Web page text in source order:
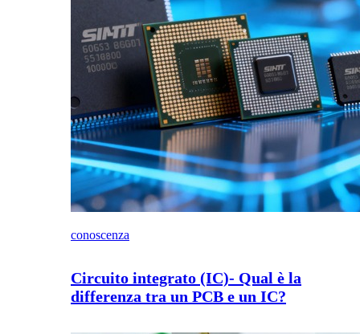
conoscenza
Circuito integrato (IC)- Qual è la
differenza tra un PCB e un IC?